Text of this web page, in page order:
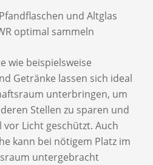
und Altglas
optimal sammeln
wie beispielsweise
Getränke lassen sich ideal
unterbringen, um
Stellen zu sparen und
vor Licht geschützt. Auch
kann bei nötigem Platz im
untergebracht